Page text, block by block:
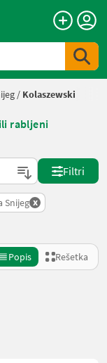
/ Kolaszewski
rabljeni
Filtri
Snijeg x
Popis Rešetka